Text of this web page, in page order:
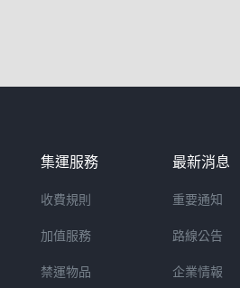
集運服務
收費規則
加值服務
禁運物品
最新消息
重要通知
路線公告
企業情報